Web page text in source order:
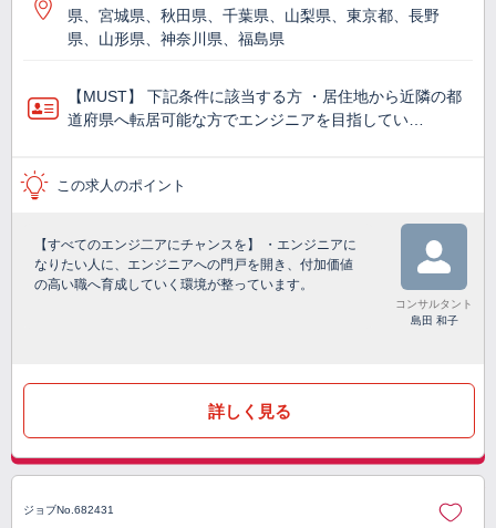
県、宮城県、秋田県、千葉県、山梨県、東京都、長野
県、山形県、神奈川県、福島県
【MUST】 下記条件に該当する方 ・居住地から近隣の都
道府県へ転居可能な方でエンジニアを目指してい…
この求人のポイント
【すべてのエンジ二アにチャンスを】 ・エンジニアに
なりたい人に、エンジニアへの門戸を開き、付加価値
の高い職へ育成していく環境が整っています。
コンサルタント
島田 和子
詳しく見る
ジョブNo.682431